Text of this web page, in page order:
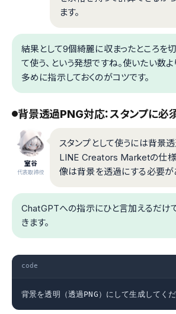
ます。
結果として9個綺麗に収まったところを
て使う、という発想ですね。使いたい数よ
多めに指示しておくのがコツです。
背景透過PNG対応：スタンプに必
室谷
代表取締役
スタンプとして使うには背景
LINE Creators Marketの仕様
像は背景を透過にする必要が
ChatGPTへの指示にひと言加えるだけ
きます。
code
背景を透明（透過PNG）にして生成してくだ